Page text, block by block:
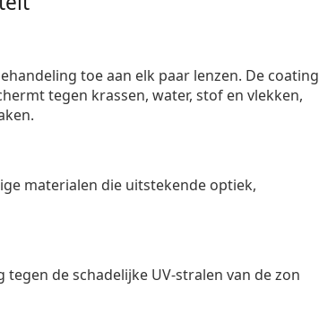
toe aan elk paar lenzen. De coating
tegen krassen, water, stof en vlekken,
materialen die uitstekende optiek,
de schadelijke UV-stralen van de zon